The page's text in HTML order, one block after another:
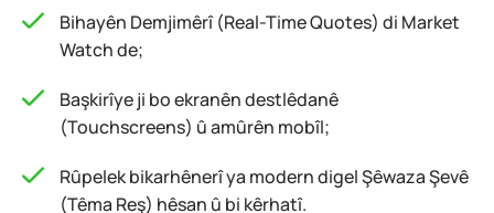
Bihayên Demjimêrî (Real-Time Quotes) di Market
Watch de;
Başkirîye ji bo ekranên destlêdanê
(Touchscreens) û amûrên mobîl;
Rûpelek bikarhênerî ya modern digel Şêwaza Şevê
(Têma Reş) hêsan û bi kêrhatî.